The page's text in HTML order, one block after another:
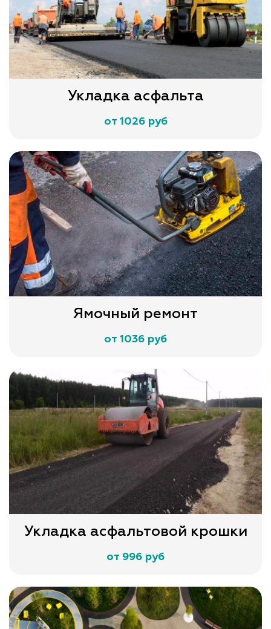
Укладка асфальта
от 1026 руб
Ямочный ремонт
от 1036 руб
Укладка асфальтовой крошки
от 996 руб